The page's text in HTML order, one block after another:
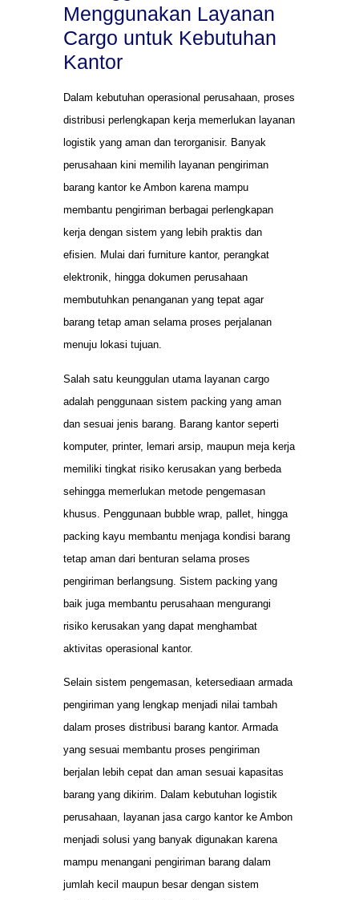
Menggunakan Layanan
Cargo untuk Kebutuhan
Kantor
Dalam kebutuhan operasional perusahaan, proses
distribusi perlengkapan kerja memerlukan layanan
logistik yang aman dan terorganisir. Banyak
perusahaan kini memilih layanan pengiriman
barang kantor ke Ambon karena mampu
membantu pengiriman berbagai perlengkapan
kerja dengan sistem yang lebih praktis dan
efisien. Mulai dari furniture kantor, perangkat
elektronik, hingga dokumen perusahaan
membutuhkan penanganan yang tepat agar
barang tetap aman selama proses perjalanan
menuju lokasi tujuan.
Salah satu keunggulan utama layanan cargo
adalah penggunaan sistem packing yang aman
dan sesuai jenis barang. Barang kantor seperti
komputer, printer, lemari arsip, maupun meja kerja
memiliki tingkat risiko kerusakan yang berbeda
sehingga memerlukan metode pengemasan
khusus. Penggunaan bubble wrap, pallet, hingga
packing kayu membantu menjaga kondisi barang
tetap aman dari benturan selama proses
pengiriman berlangsung. Sistem packing yang
baik juga membantu perusahaan mengurangi
risiko kerusakan yang dapat menghambat
aktivitas operasional kantor.
Selain sistem pengemasan, ketersediaan armada
pengiriman yang lengkap menjadi nilai tambah
dalam proses distribusi barang kantor. Armada
yang sesuai membantu proses pengiriman
berjalan lebih cepat dan aman sesuai kapasitas
barang yang dikirim. Dalam kebutuhan logistik
perusahaan, layanan jasa cargo kantor ke Ambon
menjadi solusi yang banyak digunakan karena
mampu menangani pengiriman barang dalam
jumlah kecil maupun besar dengan sistem